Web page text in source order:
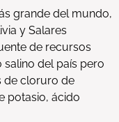
grande del mundo,
y Salares
de recursos
salino del país pero
de cloruro de
potasio, ácido